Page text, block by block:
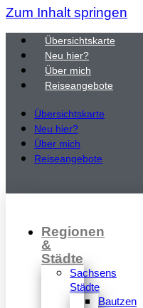
Zum Inhalt springen
Übersichtskarte
Neu hier?
Über mich
Reiseangebote
Übersichtskarte
Neu hier?
Über mich
Reiseangebote
Regionen
&
Städte
Sachsens
Städte
Bautzen